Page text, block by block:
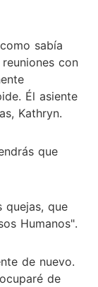
sabía
con
Él asiente
Kathryn.
que
quejas, que
Humanos".
de nuevo.
de